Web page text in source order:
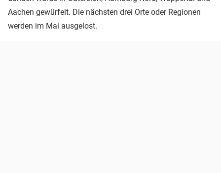
Aachen gewürfelt. Die nächsten drei Orte oder Regionen
werden im Mai ausgelost.